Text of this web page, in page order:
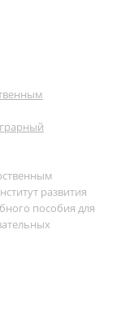
развития
пособия для